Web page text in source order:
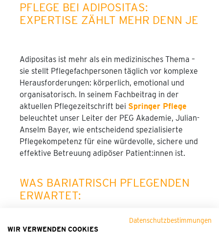
Datenschutzbestimmungen
WIR VERWENDEN COOKIES
PFLEGE BEI ADIPOSITAS:
EXPERTISE ZÄHLT MEHR DENN JE
Adipositas ist mehr als ein medizinisches Thema –
sie stellt Pflegefachpersonen täglich vor komplexe
Herausforderungen: körperlich, emotional und
organisatorisch. In seinem Fachbeitrag in der
aktuellen Pflegezeitschrift bei Springer Pflege
beleuchtet unser Leiter der PEG Akademie, Julian-
Anselm Bayer, wie entscheidend spezialisierte
Pflegekompetenz für eine würdevolle, sichere und
effektive Betreuung adipöser Patient:innen ist.
WAS BARIATRISCH PFLEGENDEN
ERWARTET: